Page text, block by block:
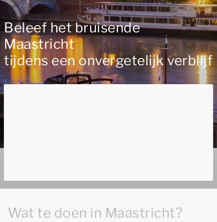
Beleef het bruisende
Maastricht
tijdens een onvergetelijk verblijf
Wat te doen in Maastricht?